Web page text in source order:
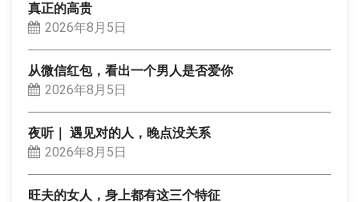
真正的高贵
2026年8月5日
从微信红包，看出一个男人是否爱你
2026年8月5日
夜听｜ 遇见对的人，晚点没关系
2026年8月5日
旺夫的女人，身上都有这三个特征